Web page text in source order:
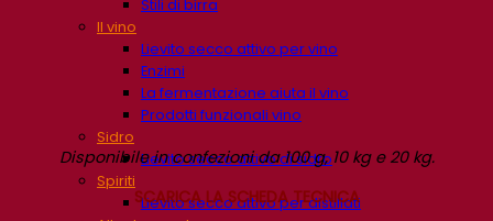
Stili di birra
Il vino
Lievito secco attivo per vino
Enzimi
La fermentazione aiuta il vino
Prodotti funzionali vino
Sidro
Lievito secco attivo di sidro
Spiriti
Lievito secco attivo per distillati
Disponibile in confezioni da 100 g, 10 kg e 20 kg.
SCARICA LA SCHEDA TECNICA